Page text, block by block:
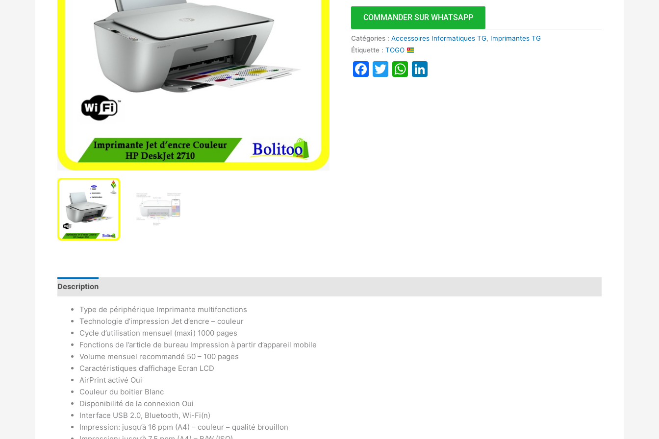
COMMANDER SUR WHATSAPP
Catégories :Accessoires Informatiques TG, Imprimantes TG
Étiquette :TOGO
Facebook
TwitterWhatsApp
Description
Type de périphérique Imprimante multifonctions
Technologie d’impression Jet d’encre – couleur
Cycle d’utilisation mensuel (maxi) 1000 pages
Fonctions de l’article de bureau Impression à partir d’appareil mobile
Volume mensuel recommandé 50 – 100 pages
Caractéristiques d’affichage Ecran LCD
AirPrint activé Oui
Couleur du boitier Blanc
Disponibilité de la connexion Oui
Interface USB 2.0, Bluetooth, Wi-Fi(n)
Impression: jusqu’à 16 ppm (A4) – couleur – qualité brouillon